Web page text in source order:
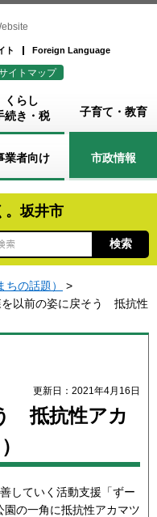
ト Foreign Language
イトマップ
くらし
続き・税
子育て・教育
業者向け 市政情報
。坂井市
ちの話題）
>
を以前の姿に戻そう 抵抗性
更新日：2021年4月16日
抵抗性アカ
していく活動支援「ずー
の一角に抵抗性アカマツ